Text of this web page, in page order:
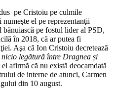
pe Cristoiu pe culmile
numeşte el pe reprezentanţii
pe fostul lider al PSD,
în 2018, că ar putea fi
Aşa că Ion Cristoiu decretează
nicio legătură între Dragnea și
afirmă că nu există deocamdată
de interne de atunci, Carmen
din 10 august.